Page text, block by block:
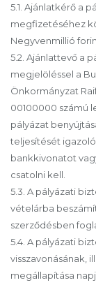
5.1. Ajánlatkérő a
megfizetéséhez
Negyvenmillió
5.2. Ajánlattevő a
megjelöléssel a
Önkormányzat
00100000 számú
pályázat
teljesítését
bankkivonatot
csatolni kell.
5.3. A pályázati
vételárba
szerződésben
5.4. A pályázati
visszavonásának,
megállapítása